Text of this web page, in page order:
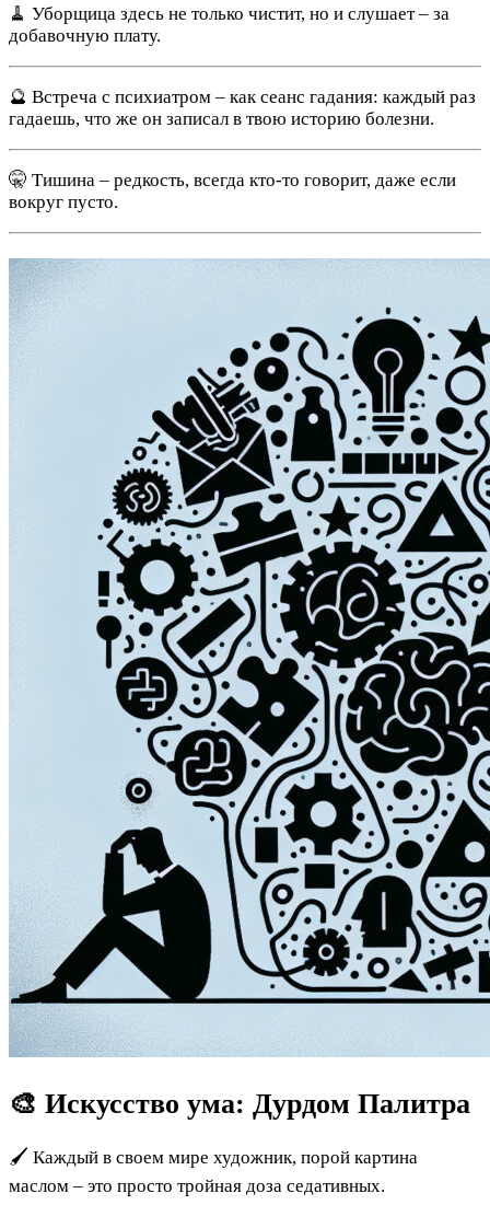
🧹 Уборщица здесь не только чистит, но и слушает – за
добавочную плату.
🔮 Встреча с психиатром – как сеанс гадания: каждый раз
гадаешь, что же он записал в твою историю болезни.
🤫 Тишина – редкость, всегда кто-то говорит, даже если
вокруг пусто.
🎨 Искусство ума: Дурдом Палитра
🖌 Каждый в своем мире художник, порой картина
маслом – это просто тройная доза седативных.